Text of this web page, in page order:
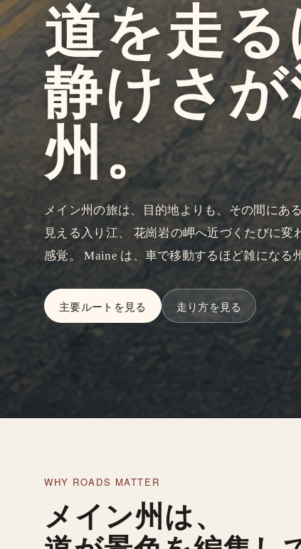
道を走
静けさ
州。
メイン州の旅は、目的地よりも、その間にあ
見える入り江、 花崗岩の岬へ近づくたびに
感覚。 Maine は、車で移動するほど雑にな
主要ルートを見る 走り方を見る
WHY ROADS MATTER
メイン州は、